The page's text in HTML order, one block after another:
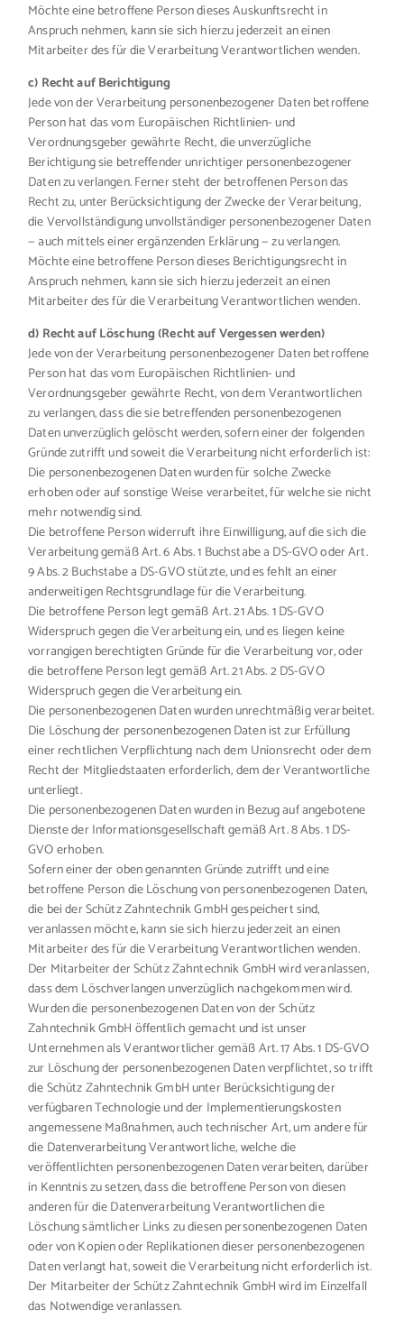
Möchte eine betroffene Person dieses Auskunftsrecht in
Anspruch nehmen, kann sie sich hierzu jederzeit an einen
Mitarbeiter des für die Verarbeitung Verantwortlichen wenden.
c) Recht auf Berichtigung
Jede von der Verarbeitung personenbezogener Daten betroffene
Person hat das vom Europäischen Richtlinien- und
Verordnungsgeber gewährte Recht, die unverzügliche
Berichtigung sie betreffender unrichtiger personenbezogener
Daten zu verlangen. Ferner steht der betroffenen Person das
Recht zu, unter Berücksichtigung der Zwecke der Verarbeitung,
die Vervollständigung unvollständiger personenbezogener Daten
— auch mittels einer ergänzenden Erklärung — zu verlangen.
Möchte eine betroffene Person dieses Berichtigungsrecht in
Anspruch nehmen, kann sie sich hierzu jederzeit an einen
Mitarbeiter des für die Verarbeitung Verantwortlichen wenden.
d) Recht auf Löschung (Recht auf Vergessen werden)
Jede von der Verarbeitung personenbezogener Daten betroffene
Person hat das vom Europäischen Richtlinien- und
Verordnungsgeber gewährte Recht, von dem Verantwortlichen
zu verlangen, dass die sie betreffenden personenbezogenen
Daten unverzüglich gelöscht werden, sofern einer der folgenden
Gründe zutrifft und soweit die Verarbeitung nicht erforderlich ist:
Die personenbezogenen Daten wurden für solche Zwecke
erhoben oder auf sonstige Weise verarbeitet, für welche sie nicht
mehr notwendig sind.
Die betroffene Person widerruft ihre Einwilligung, auf die sich die
Verarbeitung gemäß Art. 6 Abs. 1 Buchstabe a DS-GVO oder Art.
9 Abs. 2 Buchstabe a DS-GVO stützte, und es fehlt an einer
anderweitigen Rechtsgrundlage für die Verarbeitung.
Die betroffene Person legt gemäß Art. 21 Abs. 1 DS-GVO
Widerspruch gegen die Verarbeitung ein, und es liegen keine
vorrangigen berechtigten Gründe für die Verarbeitung vor, oder
die betroffene Person legt gemäß Art. 21 Abs. 2 DS-GVO
Widerspruch gegen die Verarbeitung ein.
Die personenbezogenen Daten wurden unrechtmäßig verarbeitet.
Die Löschung der personenbezogenen Daten ist zur Erfüllung
einer rechtlichen Verpflichtung nach dem Unionsrecht oder dem
Recht der Mitgliedstaaten erforderlich, dem der Verantwortliche
unterliegt.
Die personenbezogenen Daten wurden in Bezug auf angebotene
Dienste der Informationsgesellschaft gemäß Art. 8 Abs. 1 DS-
GVO erhoben.
Sofern einer der oben genannten Gründe zutrifft und eine
betroffene Person die Löschung von personenbezogenen Daten,
die bei der Schütz Zahntechnik GmbH gespeichert sind,
veranlassen möchte, kann sie sich hierzu jederzeit an einen
Mitarbeiter des für die Verarbeitung Verantwortlichen wenden.
Der Mitarbeiter der Schütz Zahntechnik GmbH wird veranlassen,
dass dem Löschverlangen unverzüglich nachgekommen wird.
Wurden die personenbezogenen Daten von der Schütz
Zahntechnik GmbH öffentlich gemacht und ist unser
Unternehmen als Verantwortlicher gemäß Art. 17 Abs. 1 DS-GVO
zur Löschung der personenbezogenen Daten verpflichtet, so trifft
die Schütz Zahntechnik GmbH unter Berücksichtigung der
verfügbaren Technologie und der Implementierungskosten
angemessene Maßnahmen, auch technischer Art, um andere für
die Datenverarbeitung Verantwortliche, welche die
veröffentlichten personenbezogenen Daten verarbeiten, darüber
in Kenntnis zu setzen, dass die betroffene Person von diesen
anderen für die Datenverarbeitung Verantwortlichen die
Löschung sämtlicher Links zu diesen personenbezogenen Daten
oder von Kopien oder Replikationen dieser personenbezogenen
Daten verlangt hat, soweit die Verarbeitung nicht erforderlich ist.
Der Mitarbeiter der Schütz Zahntechnik GmbH wird im Einzelfall
das Notwendige veranlassen.